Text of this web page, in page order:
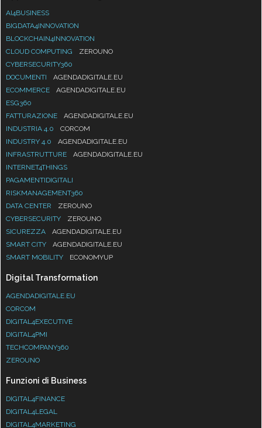
AI4BUSINESS
BIGDATA4INNOVATION
BLOCKCHAIN4INNOVATION
CLOUD COMPUTING
ZEROUNO
CYBERSECURITY360
DOCUMENTI
AGENDADIGITALE.EU
ECOMMERCE
AGENDADIGITALE.EU
ESG360
FATTURAZIONE
AGENDADIGITALE.EU
INDUSTRIA 4.0
CORCOM
INDUSTRY 4.0
AGENDADIGITALE.EU
INFRASTRUTTURE
AGENDADIGITALE.EU
INTERNET4THINGS
PAGAMENTIDIGITALI
RISKMANAGEMENT360
DATA CENTER
ZEROUNO
CYBERSECURITY
ZEROUNO
SICUREZZA
AGENDADIGITALE.EU
SMART CITY
AGENDADIGITALE.EU
SMART MOBILITY
ECONOMYUP
Digital Transformation
AGENDADIGITALE.EU
CORCOM
DIGITAL4EXECUTIVE
DIGITAL4PMI
TECHCOMPANY360
ZEROUNO
Funzioni di Business
DIGITAL4FINANCE
DIGITAL4LEGAL
DIGITAL4MARKETING